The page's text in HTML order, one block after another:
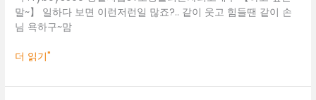
말~】 일하다 보면 이런저런일 많죠?.. 같이 웃고 힘들땐 같이 손
님 욕하구~맘
더 읽기"